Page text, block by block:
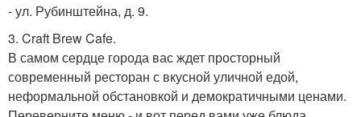
- ул. Рубинштейна, д. 9.
3. Craft Brew Cafe.
В самом сердце города вас ждет просторный
современный ресторан с вкусной уличной едой,
неформальной обстановкой и демократичными ценами.